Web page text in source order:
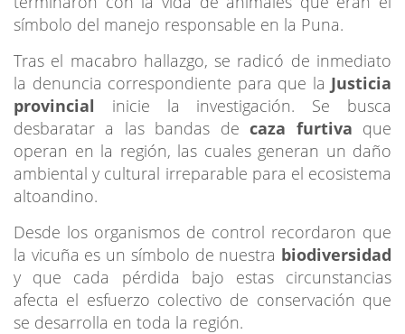
símbolo del manejo responsable en la Puna.
Tras el macabro hallazgo, se radicó de inmediato
la denuncia correspondiente para que la Justicia
provincial inicie la investigación. Se busca
desbaratar a las bandas decaza furtiva que
operan en la región, las cuales generan un daño
ambiental y cultural irreparable para el ecosistema
altoandino.
Desde los organismos de control recordaron que
la vicuña es un símbolo de nuestra biodiversidad
y que cada pérdida bajo estas circunstancias
afecta el esfuerzo colectivo de conservación que
se desarrolla en toda la región.